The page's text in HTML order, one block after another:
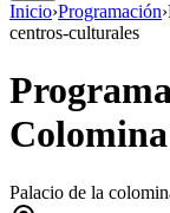
Inicio›Programación›
centros-culturales
Colomina
Palacio de la